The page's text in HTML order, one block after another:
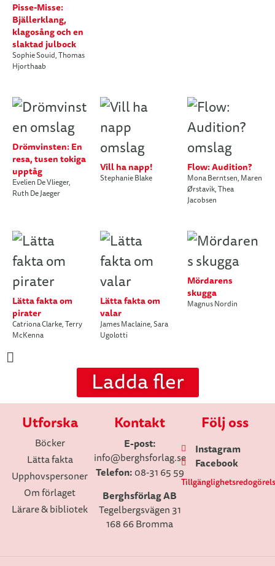
Pisse-Misse:
Bjällerklang,
klagosång och en
slaktad julbock
Sophie Souid,Thomas
Hjorthaab
Drömvinsten: En
resa, tusen tokiga
upptåg
Evelien De Vlieger,
Ruth De Jaeger
Vill ha napp!
Stephanie Blake
Flow: Audition?
Mona Berntsen, Maren
Ørstavik,Thea
Jacobsen
Lätta fakta om
pirater
Catriona Clarke,Terry
McKenna
Lätta fakta om
valar
James Maclaine,Sara
Ugolotti
Mördarens
skugga
Magnus Nordin
Ladda fler
Utforska
Böcker
Lätta fakta
Upphovspersoner
Om förlaget
Lärare & bibliotek
Kontakt
E-post:
info@berghsforlag.se
Telefon:08-31 65 59
Berghsförlag AB
Tegelbergsvägen 31
168 66 Bromma
Följ oss
Instagram
Facebook